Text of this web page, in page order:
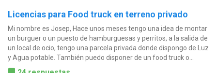
Licencias para Food truck en terreno privado
Mi nombre es Josep, Hace unos meses tengo una idea de montar
un burguer o un puesto de hamburguesas y perritos, a la salida de
un local de ocio, tengo una parcela privada donde dispongo de Luz
y Agua potable. También puedo disponer de un food truck o...